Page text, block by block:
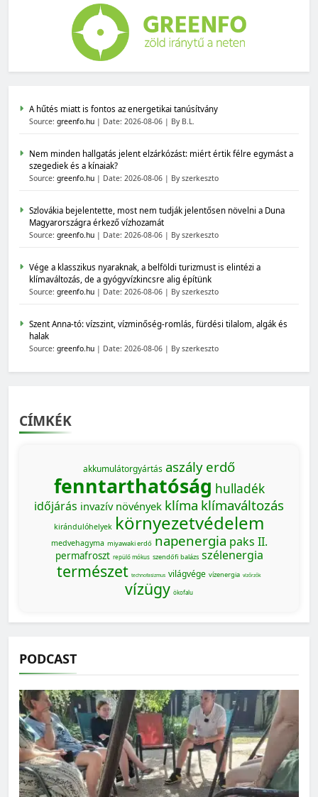
A hűtés miatt is fontos az energetikai tanúsítvány
Source: greenfo.hu Date: 2026-08-06 By B.L.
Nem minden hallgatás jelent elzárkózást: miért értik félre egymást a
szegediek és a kínaiak?
Source: greenfo.hu Date: 2026-08-06 By szerkeszto
Szlovákia bejelentette, most nem tudják jelentősen növelni a Duna
Magyarországra érkező vízhozamát
Source: greenfo.hu Date: 2026-08-06 By szerkeszto
Vége a klasszikus nyaraknak, a belföldi turizmust is elintézi a
klímaváltozás, de a gyógyvízkincsre alig építünk
Source: greenfo.hu Date: 2026-08-06 By szerkeszto
Szent Anna-tó: vízszint, vízminőség-romlás, fürdési tilalom, algák és
halak
Source: greenfo.hu Date: 2026-08-06 By szerkeszto
CÍMKÉK
akkumulátorgyártás aszály erdő
fenntarthatóság hulladék
időjárás invazív növények klíma klímaváltozás
kirándulóhelyek környezetvédelem
medvehagyma miyawaki erdő napenergia paks II.
permafroszt repülő mókus szendőfi balázs szélenergia
természet technofasizmus világvége vízenergia vízőrzők
vízügy ökofalu
PODCAST